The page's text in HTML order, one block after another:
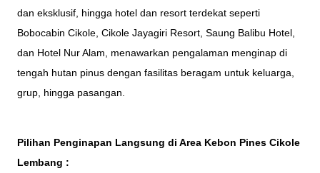
dan eksklusif, hingga hotel dan resort terdekat seperti
Bobocabin Cikole, Cikole Jayagiri Resort, Saung Balibu Hotel,
dan Hotel Nur Alam, menawarkan pengalaman menginap di
tengah hutan pinus dengan fasilitas beragam untuk keluarga,
grup, hingga pasangan.
Pilihan Penginapan Langsung di Area Kebon Pines Cikole
Lembang :